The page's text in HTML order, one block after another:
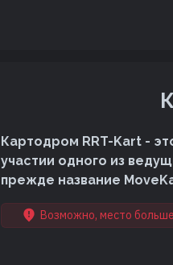
Картодром RRT-Kart -
участии одного из
прежде название
Возможно, место